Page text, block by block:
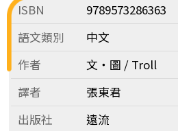
ISBN
9789573286363
語文類別
中文
作者
文‧圖 / Troll
譯者
張東君
出版社
遠流